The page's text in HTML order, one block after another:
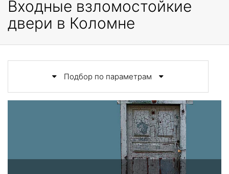
Входные взломостойкие
двери в Коломне
Подбор по параметрам